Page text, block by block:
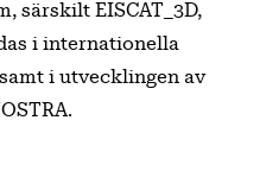
särskilt EISCAT_3D,
i internationella
i utvecklingen av